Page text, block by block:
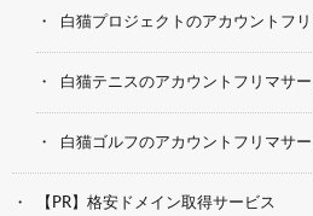
白猫プロジェクトのアカウントフ
白猫テニスのアカウントフリマサ
白猫ゴルフのアカウントフリマサ
【PR】格安ドメイン取得サービス